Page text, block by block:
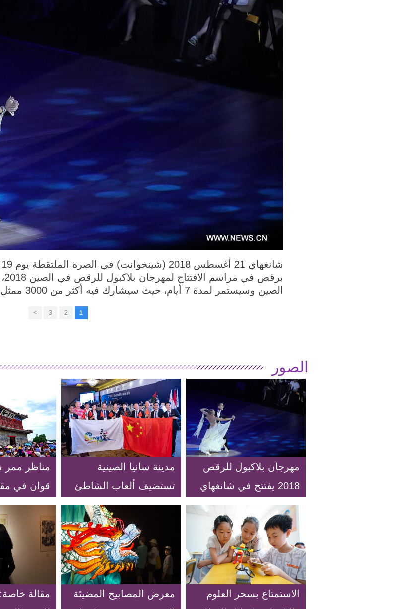
برقص في مراسم الافتتاح لمهرجان بلاكبول للرقص في الصين
الصين وسيستمر لمدة 7 أيام، حيث سيشارك فيه أكثر من 3000 ممثل رقص من مختلف الدول والمناطق.
1
2
3
>
الصور
مهرجان بلاكبول للرقص
2018 يفتتح في شانغهاي
بالصين
مدينة سانيا الصينية
تستضيف ألعاب الشاطئ
الآسيوية 2020
مناظر ممر
قوان في
بشمالي
الاستمتاع بسحر العلوم
معرض المصابيح المضيئة
مقالة